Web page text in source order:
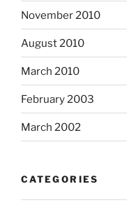
November 2010
August 2010
March 2010
February 2003
March 2002
CATEGORIES